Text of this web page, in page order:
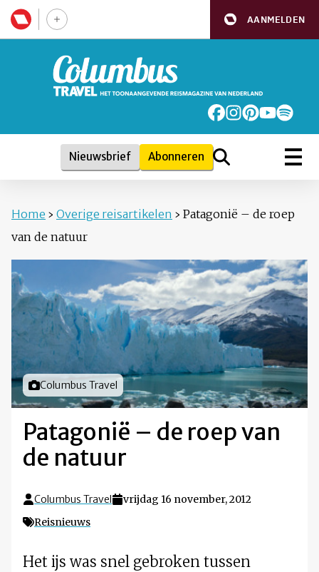
AANMELDEN
Nieuwsbrief Abonneren
Home › Overige reisartikelen › Patagonië – de roep
van de natuur
Foto door
Columbus Travel
Patagonië – de roep van
de natuur
Columbus Travel
vrijdag 16 november, 2012
Reisnieuws
Het ijs was snel gebroken tussen